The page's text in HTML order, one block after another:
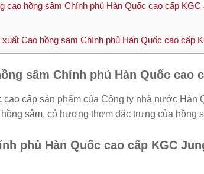
hồng sâm Chính phủ Hàn Quốc cao cấp KGC
Cao hồng sâm Chính phủ Hàn Quốc cao cấp
sâm Chính phủ Hàn Quốc cao
cao cấp sản phẩm của Công ty nhà nước Hàn
sâm, có hương thơm đặc trưng của hồng
phủ Hàn Quốc cao cấp KGC